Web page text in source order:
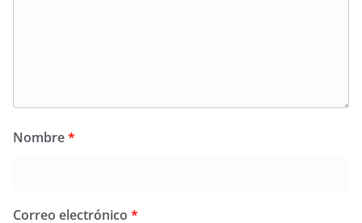
Nombre*
Correo electrónico *